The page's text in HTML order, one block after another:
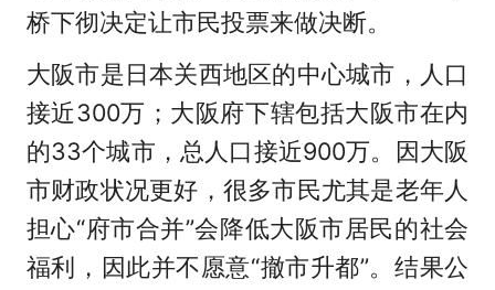
桥下彻决定让市民投票来做决断。
大阪市是日本关西地区的中心城市，人口
接近300万；大阪府下辖包括大阪市在内
的33个城市，总人口接近900万。因大阪
市财政状况更好，很多市民尤其是老年人
担心“府市合并”会降低大阪市居民的社会
福利，因此并不愿意“撤市升都”。结果公